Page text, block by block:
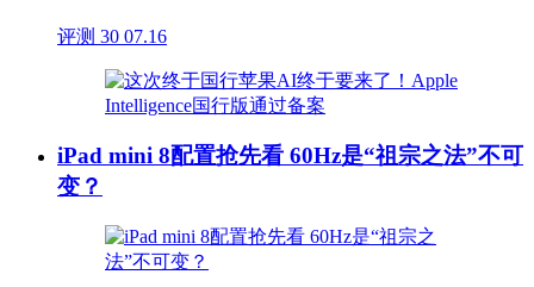
评测 30 07.16
iPad mini 8配置抢先看 60Hz是“祖宗之法”不可
变？